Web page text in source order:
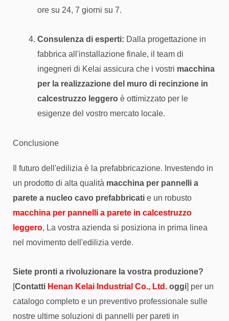
ore su 24, 7 giorni su 7.
Consulenza di esperti: Dalla progettazione in
fabbrica all'installazione finale, il team di
ingegneri di Kelai assicura che i vostri macchina
per la realizzazione del muro di recinzione in
calcestruzzo leggero è ottimizzato per le
esigenze del vostro mercato locale.
Conclusione
Il futuro dell'edilizia è la prefabbricazione. Investendo in
un prodotto di alta qualità macchina per pannelli a
parete a nucleo cavo prefabbricati e un robusto
macchina per pannelli a parete in calcestruzzo
leggero, La vostra azienda si posiziona in prima linea
nel movimento dell'edilizia verde.
Siete pronti a rivoluzionare la vostra produzione?
[Contatti Henan Kelai Industrial Co., Ltd. oggi] per un
catalogo completo e un preventivo professionale sulle
nostre ultime soluzioni di pannelli per pareti in